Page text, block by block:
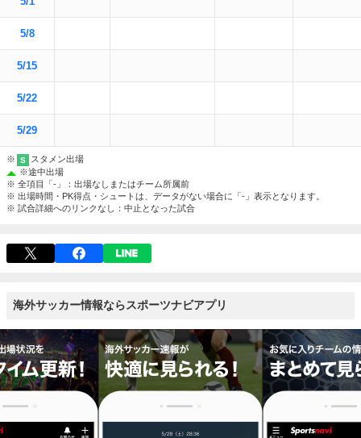
5/8
5/15
5/22
5/29
※ S
スタメン出場
※途中出場
※ 全項目「-」：出場なしまたはチーム所属前
※ 出場時間・PK得点・シュートは、データがない場合に「-」表示となります。
※ 試合詳細へのリンクなし：中止となった試合
海外サッカー情報ならスポーツナビアプリ